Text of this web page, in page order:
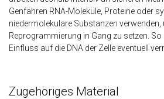
Genfähren RNA-Moleküle, Proteine oder
niedermolekulare Substanzen
Reprogrammierung in Gang zu setzen.
Einfluss auf die DNA der Zelle eventuell
Zugehöriges Material